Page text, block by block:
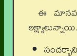
ఈ మానవ